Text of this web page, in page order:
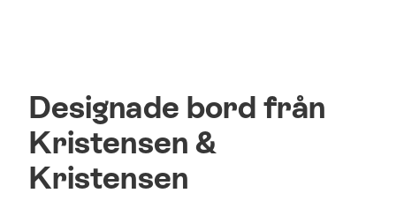
Designade bord från
Kristensen &
Kristensen